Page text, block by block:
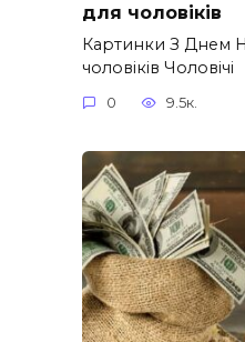
для чоловіків​
Картинки З Днем
чоловіків​ Чоловічі
0 9.5к.